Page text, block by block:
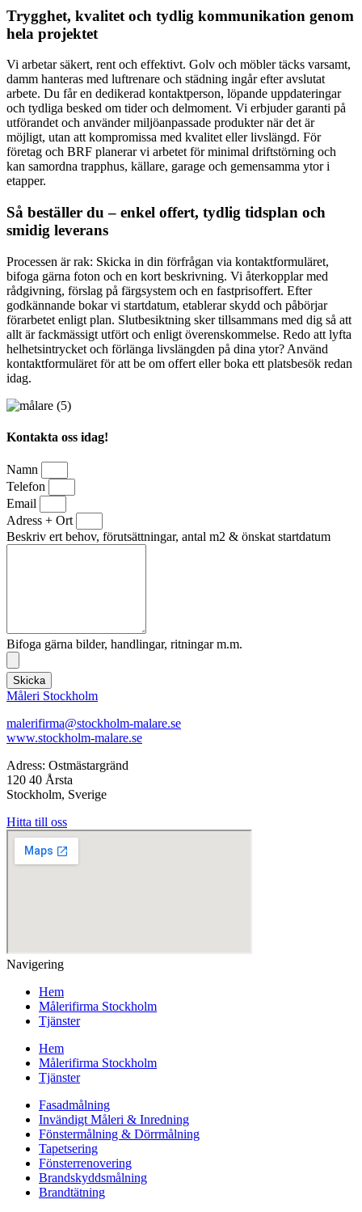
Trygghet, kvalitet och tydlig kommunikation genom
hela projektet
Vi arbetar säkert, rent och effektivt. Golv och möbler täcks varsamt,
damm hanteras med luftrenare och städning ingår efter avslutat
arbete. Du får en dedikerad kontaktperson, löpande uppdateringar
och tydliga besked om tider och delmoment. Vi erbjuder garanti på
utförandet och använder miljöanpassade produkter när det är
möjligt, utan att kompromissa med kvalitet eller livslängd. För
företag och BRF planerar vi arbetet för minimal driftstörning och
kan samordna trapphus, källare, garage och gemensamma ytor i
etapper.
Så beställer du – enkel offert, tydlig tidsplan och
smidig leverans
Processen är rak: Skicka in din förfrågan via kontaktformuläret,
bifoga gärna foton och en kort beskrivning. Vi återkopplar med
rådgivning, förslag på färgsystem och en fastprisoffert. Efter
godkännande bokar vi startdatum, etablerar skydd och påbörjar
förarbetet enligt plan. Slutbesiktning sker tillsammans med dig så att
allt är fackmässigt utfört och enligt överenskommelse. Redo att lyfta
helhetsintrycket och förlänga livslängden på dina ytor? Använd
kontaktformuläret för att be om offert eller boka ett platsbesök redan
idag.
Kontakta oss idag!
Namn
Telefon
Email
Adress + Ort
Beskriv ert behov, förutsättningar, antal m2 & önskat startdatum
Bifoga gärna bilder, handlingar, ritningar m.m.
Skicka
Måleri Stockholm
malerifirma@stockholm-malare.se
www.stockholm-malare.se
Adress: Ostmästargränd
120 40 Årsta
Stockholm, Sverige
Hitta till oss
Navigering
Hem
Målerifirma Stockholm
Tjänster
Hem
Målerifirma Stockholm
Tjänster
Fasadmålning
Invändigt Måleri & Inredning
Fönstermålning & Dörrmålning
Tapetsering
Fönsterrenovering
Brandskyddsmålning
Brandtätning